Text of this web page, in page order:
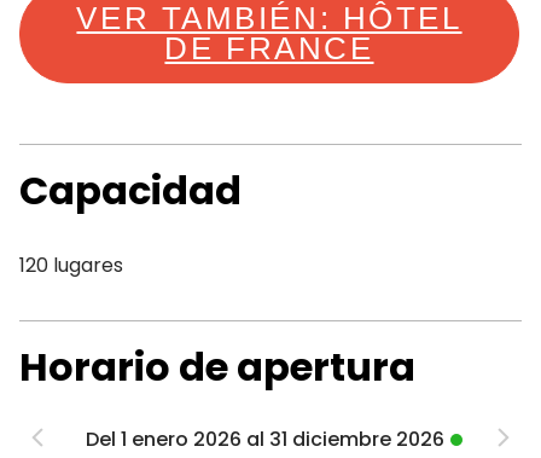
VER TAMBIÉN: HÔTEL
DE FRANCE
Capacidad
120 lugares
Horario de apertura
Del 1 enero 2026 al 31 diciembre 2026